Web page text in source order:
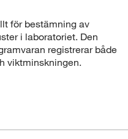
för bestämning av
i laboratoriet. Den
registrerar både
viktminskningen.